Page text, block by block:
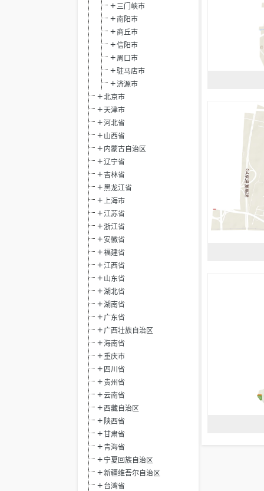
三门峡市
南阳市
商丘市
信阳市
周口市
驻马店市
济源市
北京市
天津市
河北省
山西省
内蒙古自治区
辽宁省
吉林省
黑龙江省
上海市
江苏省
浙江省
安徽省
福建省
江西省
山东省
湖北省
湖南省
广东省
广西壮族自治区
海南省
重庆市
四川省
贵州省
云南省
西藏自治区
陕西省
甘肃省
青海省
宁夏回族自治区
新疆维吾尔自治区
台湾省